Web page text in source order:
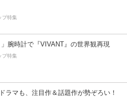
プ特集
」腕時計で『VIVANT』の世界観再現
プ特集
ラマも、注目作＆話題作が勢ぞろい！